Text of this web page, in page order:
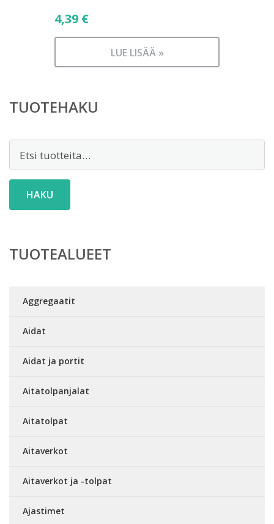
4,39 €
LUE LISÄÄ »
TUOTEHAKU
HAKU
TUOTEALUEET
Aggregaatit
Aidat
Aidat ja portit
Aitatolpanjalat
Aitatolpat
Aitaverkot
Aitaverkot ja -tolpat
Ajastimet